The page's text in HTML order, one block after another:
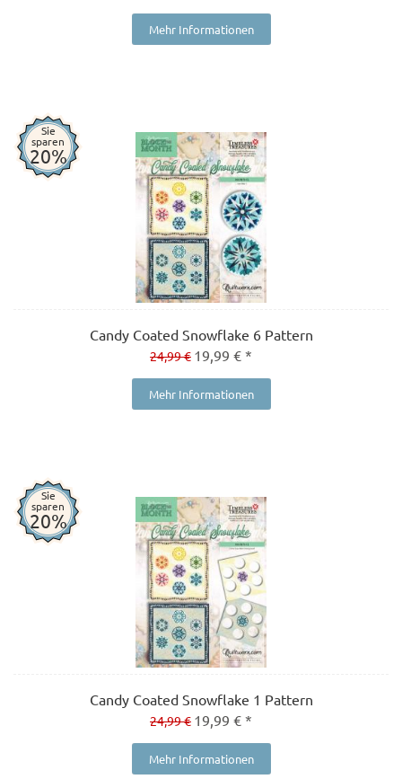
Mehr Informationen
Sie
sparen
20%
Candy Coated Snowflake 6 Pattern
24,99 € 19,99 € *
Mehr Informationen
Sie
sparen
20%
Candy Coated Snowflake 1 Pattern
24,99 € 19,99 € *
Mehr Informationen